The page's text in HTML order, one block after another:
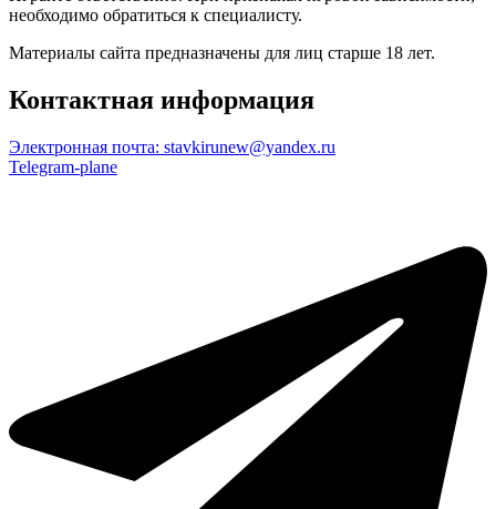
необходимо обратиться к специалисту.
Материалы сайта предназначены для лиц старше 18 лет.
Контактная информация
Электронная почта: stavkirunew@yandex.ru
Telegram-plane